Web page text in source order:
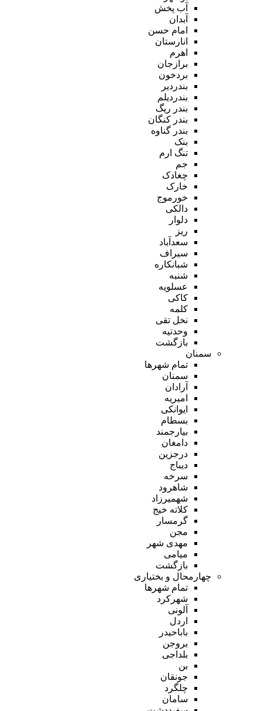
آب پخش
آبدان
امام حسن
انارستان
اهرم
برازجان
بردخون
بندردیر
بندردیلم
بندر ریگ
بندر کنگان
بندر گناوه
بنک
تنگ ارم
جم
چغادک
خارک
خورموج
دالکی
دلوار
ریز
سعدآباد
سیراف
شبانکاره
شنبه
عسلویه
کاکی
کلمه
نخل تقی
وحدتیه
بازگشت
سمنان
تمام شهر‌ها
سمنان
آرادان
امیریه
ایوانکی
بسطام
بیارجمند
دامغان
درجزین
دیباج
سرخه
شاهرود
شهمیرزاد
کلاته خیج
گرمسار
مجن
مهدی شهر
میامی
بازگشت
چهارمحال و بختیاری
تمام شهر‌ها
شهرکرد
آلونی
اردل
باباحیدر
بروجن
بلداجی
بن
جونقان
چلگرد
سامان